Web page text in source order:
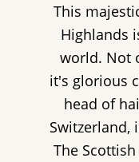
This
Highlands
world. Not
it's glorious
head of
Switzerland,
The